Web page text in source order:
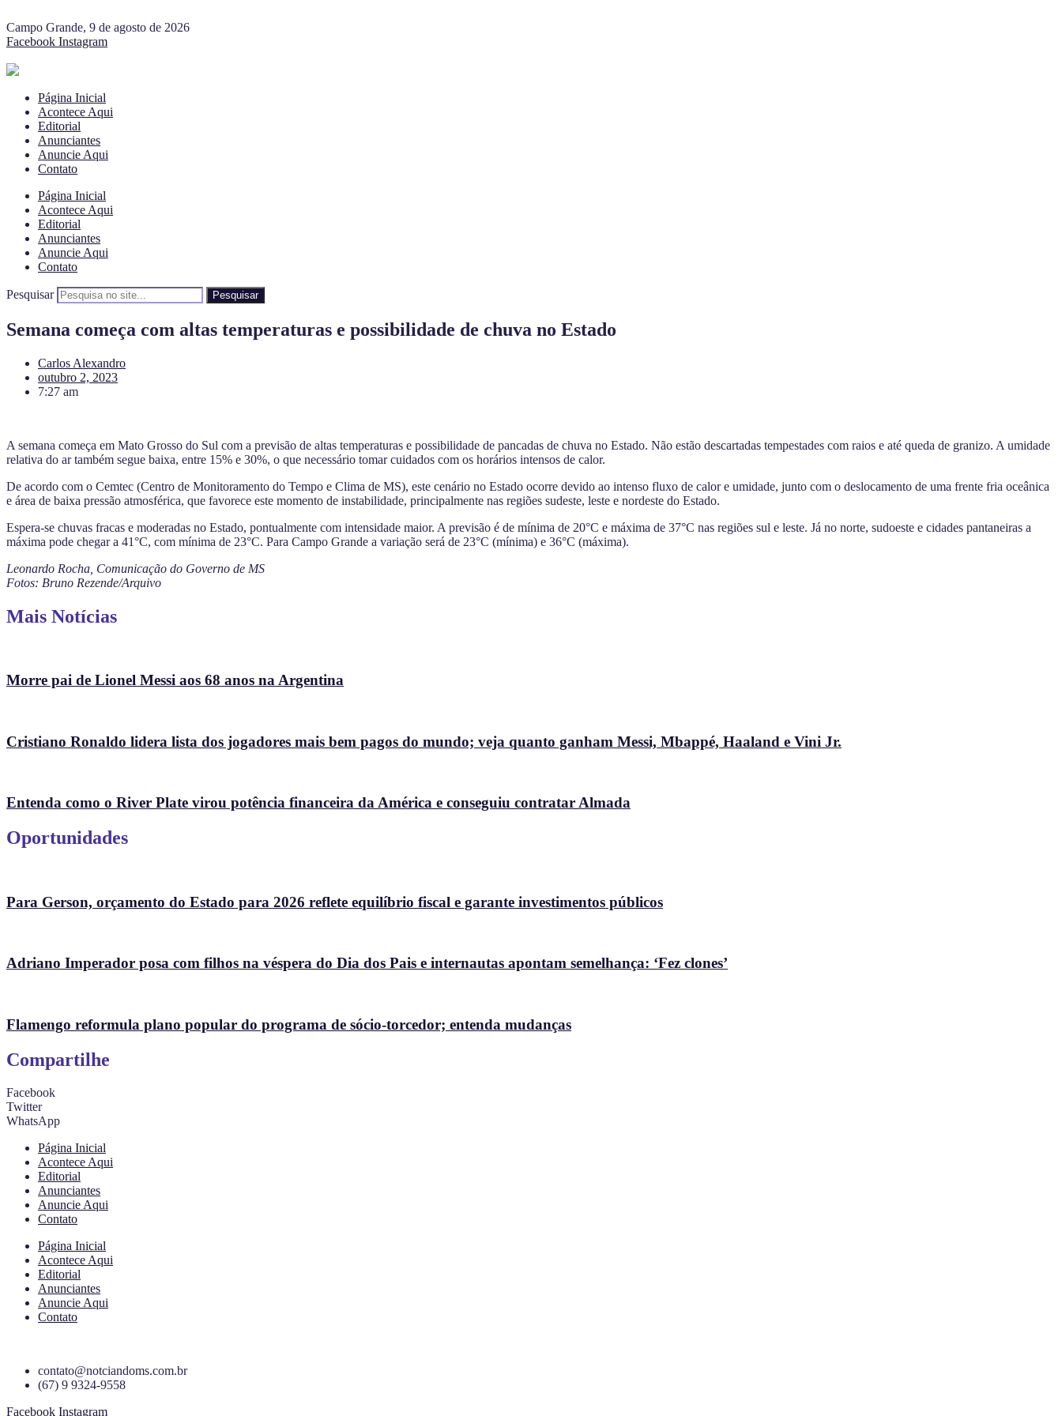
Campo Grande, 9 de agosto de 2026
Facebook Instagram
Página Inicial
Acontece Aqui
Editorial
Anunciantes
Anuncie Aqui
Contato
Página Inicial
Acontece Aqui
Editorial
Anunciantes
Anuncie Aqui
Contato
Pesquisar Pesquisar
Semana começa com altas temperaturas e possibilidade de chuva no Estado
Carlos Alexandro
outubro 2, 2023
7:27 am
A semana começa em Mato Grosso do Sul com a previsão de altas temperaturas e possibilidade de pancadas de chuva no Estado. Não estão descartadas tempestades com raios e até queda de granizo. A umidade
relativa do ar também segue baixa, entre 15% e 30%, o que necessário tomar cuidados com os horários intensos de calor.
De acordo com o Cemtec (Centro de Monitoramento do Tempo e Clima de MS), este cenário no Estado ocorre devido ao intenso fluxo de calor e umidade, junto com o deslocamento de uma frente fria oceânica
e área de baixa pressão atmosférica, que favorece este momento de instabilidade, principalmente nas regiões sudeste, leste e nordeste do Estado.
Espera-se chuvas fracas e moderadas no Estado, pontualmente com intensidade maior. A previsão é de mínima de 20°C e máxima de 37°C nas regiões sul e leste. Já no norte, sudoeste e cidades pantaneiras a
máxima pode chegar a 41°C, com mínima de 23°C. Para Campo Grande a variação será de 23°C (mínima) e 36°C (máxima).
Leonardo Rocha, Comunicação do Governo de MS
Fotos: Bruno Rezende/Arquivo
Mais Notícias
Morre pai de Lionel Messi aos 68 anos na Argentina
Cristiano Ronaldo lidera lista dos jogadores mais bem pagos do mundo; veja quanto ganham Messi, Mbappé, Haaland e Vini Jr.
Entenda como o River Plate virou potência financeira da América e conseguiu contratar Almada
Oportunidades
Para Gerson, orçamento do Estado para 2026 reflete equilíbrio fiscal e garante investimentos públicos
Adriano Imperador posa com filhos na véspera do Dia dos Pais e internautas apontam semelhança: ‘Fez clones’
Flamengo reformula plano popular do programa de sócio-torcedor; entenda mudanças
Compartilhe
Facebook
Twitter
WhatsApp
Página Inicial
Acontece Aqui
Editorial
Anunciantes
Anuncie Aqui
Contato
Página Inicial
Acontece Aqui
Editorial
Anunciantes
Anuncie Aqui
Contato
contato@notciandoms.com.br
(67) 9 9324-9558
Facebook Instagram